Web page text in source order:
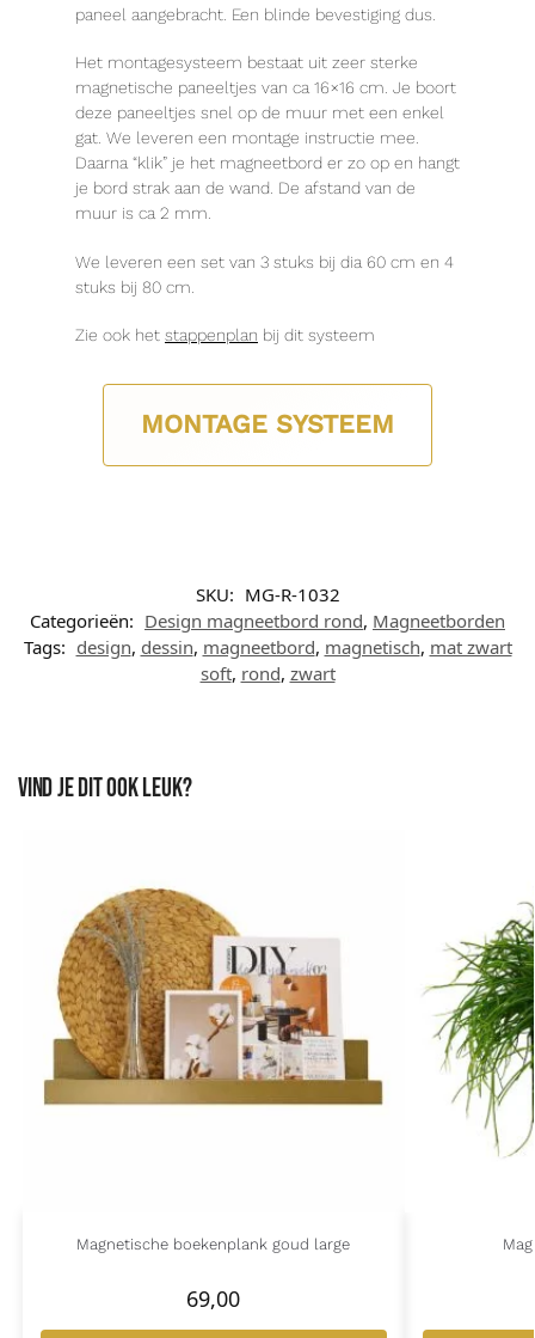
paneel aangebracht. Een blinde bevestiging dus.
Het montagesysteem bestaat uit zeer sterke
magnetische paneeltjes van ca 16×16 cm. Je boort
deze paneeltjes snel op de muur met een enkel
gat. We leveren een montage instructie mee.
Daarna “klik” je het magneetbord er zo op en hangt
je bord strak aan de wand. De afstand van de
muur is ca 2 mm.
We leveren een set van 3 stuks bij dia 60 cm en 4
stuks bij 80 cm.
Zie ook het stappenplan bij dit systeem
MONTAGE SYSTEEM
SKU: MG-R-1032
Categorieën: Design magneetbord rond, Magneetborden
Tags: design, dessin, magneetbord, magnetisch, mat zwart
soft, rond, zwart
Vind je dit ook leuk?
Magnetische boekenplank goud large
69,00